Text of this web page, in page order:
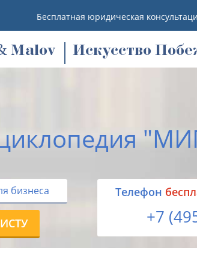
Бесплатная юридическая
Malov Искусство
бизнеса Tелефон
+7